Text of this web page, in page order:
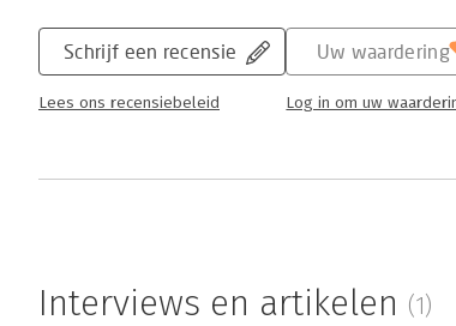
Schrijf een recensie
Lees ons recensiebeleid
Uw waardering
Log in om uw
Interviews en artikelen (1)